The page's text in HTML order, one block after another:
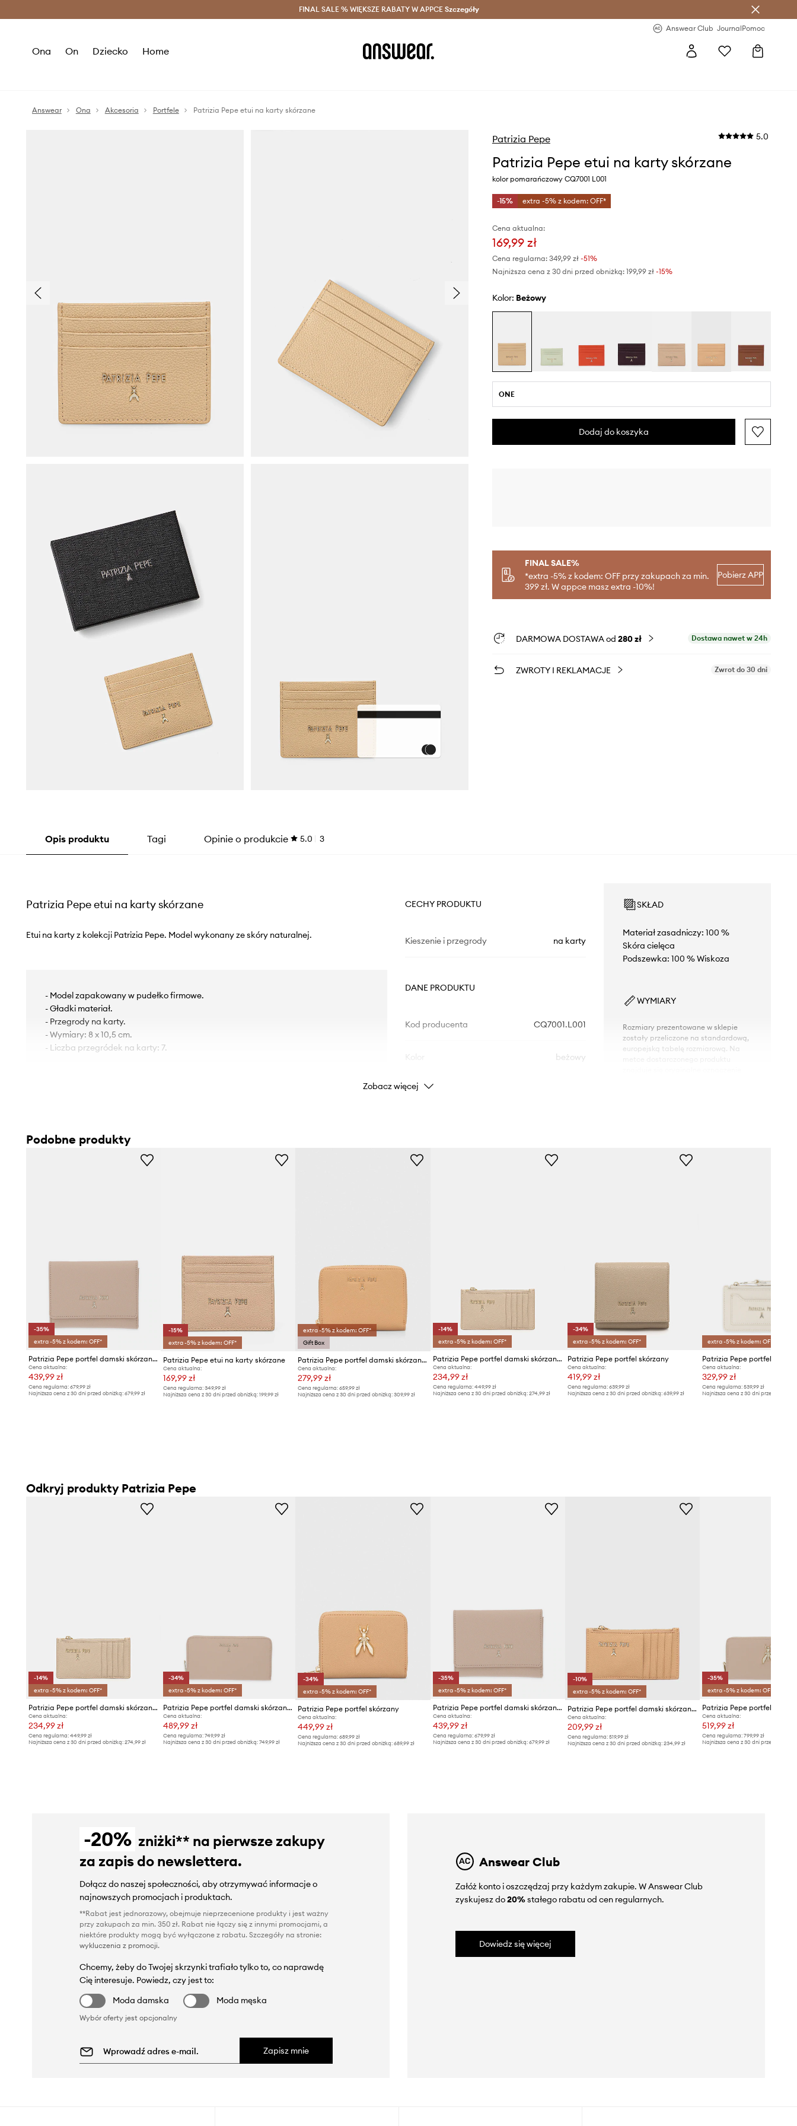
Oszczędzaj z Answear Club > Dostawa nawet w 24h >
FINAL SALE % WIĘKSZE RABATY W APPCE Szczegóły
Answear Club JournalPomoc
Ona On Dziecko Home
Answear Ona Akcesoria Portfele Patrizia Pepe etui na karty skórzane
Patrizia Pepe 5.0
Patrizia Pepe etui na karty skórzane
kolor pomarańczowy CQ7001 L001
-15% extra -5% z kodem: OFF*
Cena aktualna:
169,99 zł
Cena regularna: 349,99 zł-51%
Najniższa cena z 30 dni przed obniżką: 199,99 zł -15%
Kolor: beżowy
ONE
Dodaj do koszyka
FINAL SALE%
*extra -5% z kodem: OFF przy zakupach za min.
399 zł. W appce masz extra -10%!
Pobierz APP
DARMOWA DOSTAWA od 280 zł Dostawa nawet w 24h
ZWROTY I REKLAMACJE Zwrot do 30 dni
Opis produktu Tagi Opinie o produkcie 5.0 3
Patrizia Pepe etui na karty skórzane
Etui na karty z kolekcji Patrizia Pepe. Model wykonany ze skóry naturalnej.
- Model zapakowany w pudełko firmowe.
- Gładki materiał.
- Przegrody na karty.
- Wymiary: 8 x 10,5 cm.
- Liczba przegródek na karty: 7.
CECHY PRODUKTU
Kieszenie i przegrody na karty
DANE PRODUKTU
Kod producenta CQ7001.L001
beżowy
Marka
ID Produktu
SKŁAD
Materiał zasadniczy: 100 %
Skóra cielęca
Podszewka: 100 % Wiskoza
WYMIARY
Rozmiary prezentowane w sklepie
zostały przeliczone na standardową,
europejską tabelę rozmiarową. Na
Zobacz więcej
Podobne produkty
-35%
extra -5% z kodem: OFF*
Patrizia Pepe portfel damski skórzany
Cena aktualna:
439,99 zł
Cena regularna: 679,99 zł
Najniższa cena z 30 dni przed obniżką: 679,99 zł
-15%
extra -5% z kodem: OFF*
Patrizia Pepe etui na karty skórzane
Cena aktualna:
169,99 zł
Cena regularna:349,99 zł
Najniższa cena z 30 dni przed obniżką:199,99 zł
extra -5% z kodem: OFF*
Gift Box
Patrizia Pepe portfel damski skórzany
Cena aktualna:
279,99 zł
Cena regularna: 659,99 zł
Najniższa cena z 30 dni przed obniżką: 309,99 zł
-14%
extra -5% z kodem: OFF*
Patrizia Pepe portfel damski skórzany
Cena aktualna:
234,99 zł
Cena regularna: 449,99 zł
Najniższa cena z 30 dni przed obniżką: 274,99 zł
-34%
extra -5% z kodem: OFF*
Patrizia Pepe portfel skórzany
Cena aktualna:
419,99 zł
Cena regularna:639,99 zł
Najniższa cena z 30 dni przed obniżką:639,99 zł
extra -5% z kodem: OFF*
Patrizia Pepe portfel
Cena aktualna:
329,99 zł
Cena regularna: 539,99 zł
Najniższa cena z 30 dni przed obniżką:
Odkryj produkty Patrizia Pepe
-14%
extra -5% z kodem: OFF*
Patrizia Pepe portfel damski skórzany
Cena aktualna:
234,99 zł
Cena regularna: 449,99 zł
Najniższa cena z 30 dni przed obniżką: 274,99 zł
-34%
extra -5% z kodem: OFF*
Patrizia Pepe portfel damski skórzany
Cena aktualna:
489,99 zł
Cena regularna:749,99 zł
Najniższa cena z 30 dni przed obniżką:749,99 zł
-34%
extra -5% z kodem: OFF*
Patrizia Pepe portfel skórzany
Cena aktualna:
449,99 zł
Cena regularna: 689,99 zł
Najniższa cena z 30 dni przed obniżką: 689,99 zł
-35%
extra -5% z kodem: OFF*
Patrizia Pepe portfel damski skórzany
Cena aktualna:
439,99 zł
Cena regularna: 679,99 zł
Najniższa cena z 30 dni przed obniżką: 679,99 zł
-10%
extra -5% z kodem: OFF*
Patrizia Pepe portfel damski skórzany
Cena aktualna:
209,99 zł
Cena regularna:519,99 zł
Najniższa cena z 30 dni przed obniżką:234,99 zł
-35%
extra -5% z kodem: OFF*
Patrizia Pepe portfel
Cena aktualna:
519,99 zł
Cena regularna: 799,99 zł
Najniższa cena z 30 dni przed obniżką:
-20% zniżki** na pierwsze zakupy
za zapis do newslettera.
Dołącz do naszej społeczności, aby otrzymywać informacje o
najnowszych promocjach i produktach.
**Rabat jest jednorazowy, obejmuje nieprzecenione produkty i jest ważny
przy zakupach za min. 350 zł. Rabat nie łączy się z innymi promocjami, a
niektóre produkty mogą być wyłączone z rabatu. Szczegóły na stronie:
wykluczenia z promocji.
Chcemy, żeby do Twojej skrzynki trafiało tylko to, co naprawdę
Cię interesuje. Powiedz, czy jest to:
Moda damska
Moda męska
Wybór oferty jest opcjonalny
Zapisz mnie
Answear Club
Załóż konto i oszczędzaj przy każdym zakupie. W Answear Club
zyskujesz do20%stałego rabatu od cen regularnych.
Dowiedz się więcej